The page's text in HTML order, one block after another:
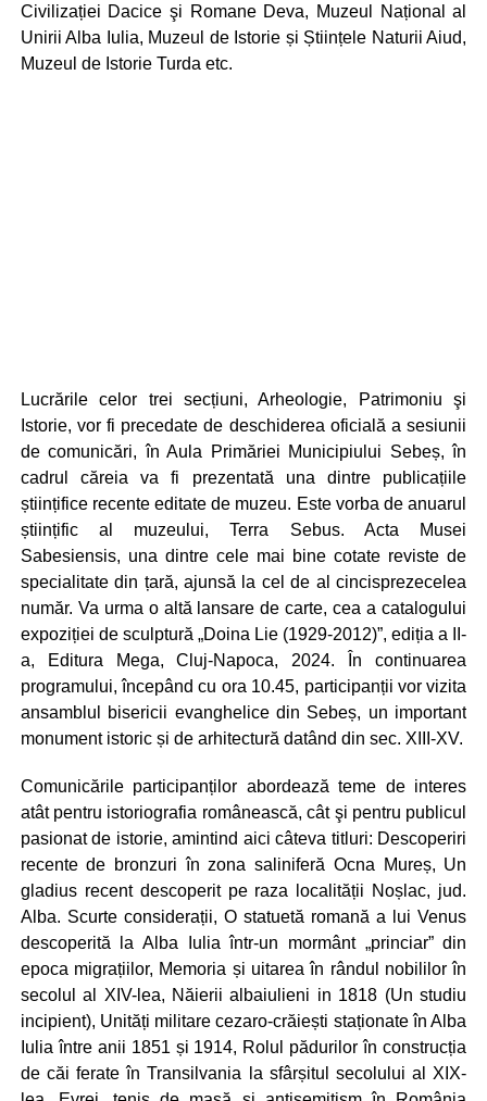
Civilizației Dacice şi Romane Deva, Muzeul Național al
Unirii Alba Iulia, Muzeul de Istorie și Științele Naturii Aiud,
Muzeul de Istorie Turda etc.
Lucrările celor trei secțiuni, Arheologie, Patrimoniu şi
Istorie, vor fi precedate de deschiderea oficială a sesiunii
de comunicări, în Aula Primăriei Municipiului Sebeș, în
cadrul căreia va fi prezentată una dintre publicațiile
științifice recente editate de muzeu. Este vorba de anuarul
științific al muzeului, Terra Sebus. Acta Musei
Sabesiensis, una dintre cele mai bine cotate reviste de
specialitate din țară, ajunsă la cel de al cincisprezecelea
număr. Va urma o altă lansare de carte, cea a catalogului
expoziției de sculptură „Doina Lie (1929-2012)”, ediția a II-
a, Editura Mega, Cluj-Napoca, 2024. În continuarea
programului, începând cu ora 10.45, participanții vor vizita
ansamblul bisericii evanghelice din Sebeș, un important
monument istoric și de arhitectură datând din sec. XIII-XV.
Comunicările participanților abordează teme de interes
atât pentru istoriografia românească, cât şi pentru publicul
pasionat de istorie, amintind aici câteva titluri: Descoperiri
recente de bronzuri în zona saliniferă Ocna Mureș, Un
gladius recent descoperit pe raza localității Noșlac, jud.
Alba. Scurte considerații, O statuetă romană a lui Venus
descoperită la Alba Iulia într-un mormânt „princiar” din
epoca migrațiilor, Memoria și uitarea în rândul nobililor în
secolul al XIV-lea, Năierii albaiulieni in 1818 (Un studiu
incipient), Unități militare cezaro-crăiești staționate în Alba
Iulia între anii 1851 și 1914, Rolul pădurilor în construcția
de căi ferate în Transilvania la sfârșitul secolului al XIX-